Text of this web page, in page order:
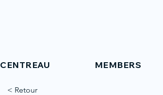
CENTREAU MEMBERS
< Retour